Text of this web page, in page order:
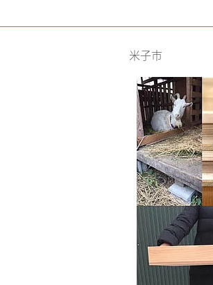
米子市